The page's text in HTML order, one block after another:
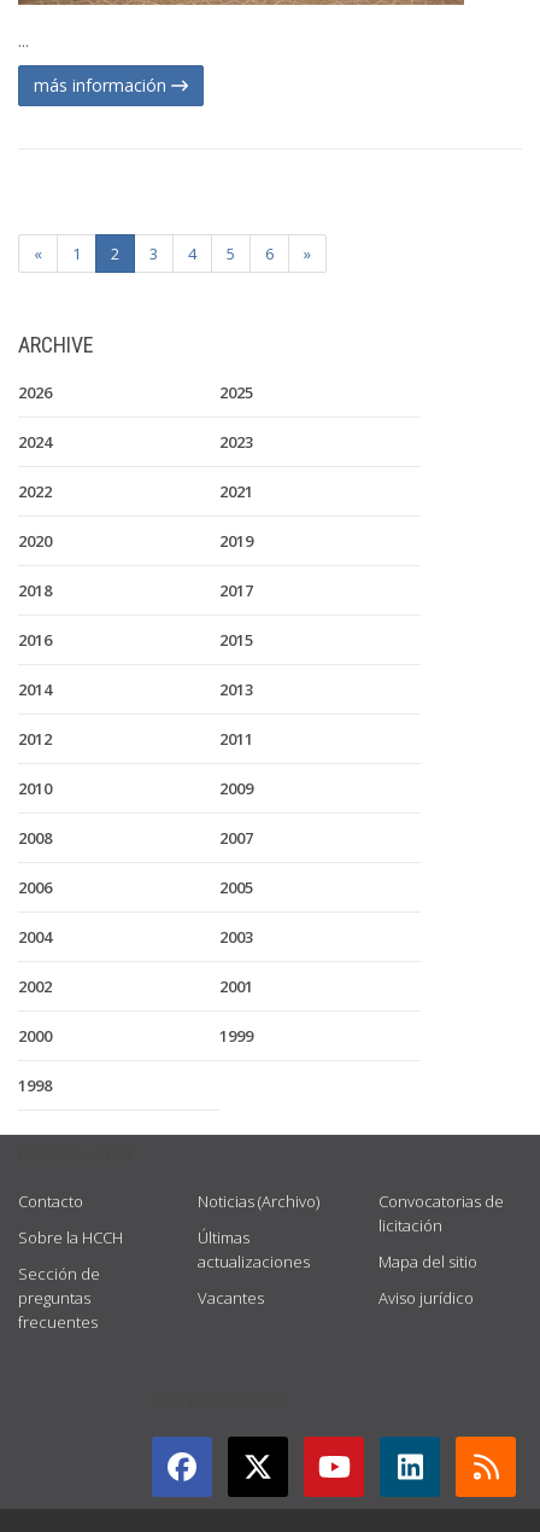
...
más información
« 1 2 3 4 5 6 »
ARCHIVE
2026 2025
2024 2023
2022 2021
2020 2019
2018 2017
2016 2015
2014 2013
2012 2011
2010 2009
2008 2007
2006 2005
2004 2003
2002 2001
2000 1999
1998
Contacto
Sobre la HCCH
Sección de
preguntas
frecuentes
Noticias (Archivo)
Últimas
actualizaciones
Vacantes
Convocatorias de
licitación
Mapa del sitio
Aviso jurídico